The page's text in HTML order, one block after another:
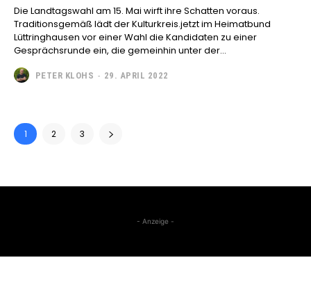
Die Landtagswahl am 15. Mai wirft ihre Schatten voraus.
Traditionsgemäß lädt der Kulturkreis.jetzt im Heimatbund
Lüttringhausen vor einer Wahl die Kandidaten zu einer
Gesprächsrunde ein, die gemeinhin unter der...
PETER KLOHS - 29. APRIL 2022
1 2 3
- Anzeige -